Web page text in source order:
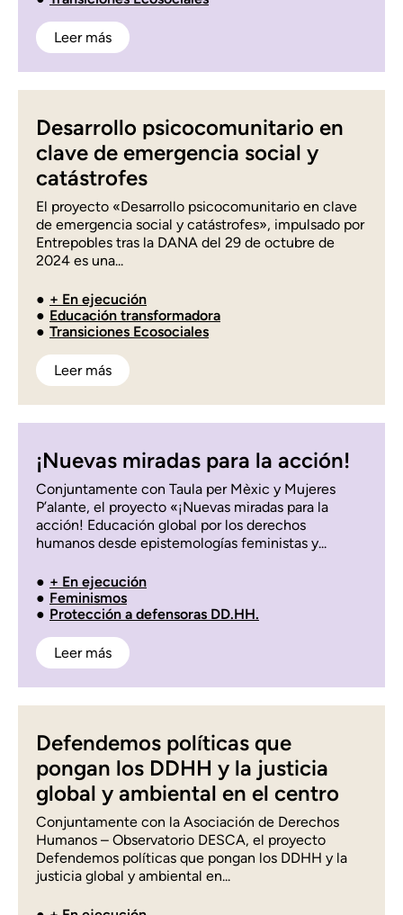
Leer más
Desarrollo psicocomunitario en
clave de emergencia social y
catástrofes
El proyecto «Desarrollo psicocomunitario en clave
de emergencia social y catástrofes», impulsado por
Entrepobles tras la DANA del 29 de octubre de
2024 es una...
+ En ejecución
Educación transformadora
Transiciones Ecosociales
Leer más
¡Nuevas miradas para la acción!
Conjuntamente con Taula per Mèxic y Mujeres
P’alante, el proyecto «¡Nuevas miradas para la
acción! Educación global por los derechos
humanos desde epistemologías feministas y...
+ En ejecución
Feminismos
Protección a defensoras DD.HH.
Leer más
Defendemos políticas que
pongan los DDHH y la justicia
global y ambiental en el centro
Conjuntamente con la Asociación de Derechos
Humanos – Observatorio DESCA, el proyecto
Defendemos políticas que pongan los DDHH y la
justicia global y ambiental en...